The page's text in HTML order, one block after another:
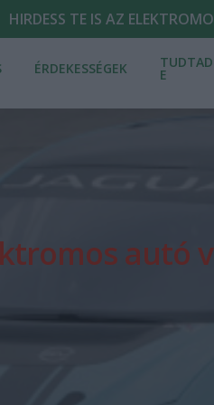
HIRDESS TE IS AZ
ÉRDEKESSÉGEK E
autó